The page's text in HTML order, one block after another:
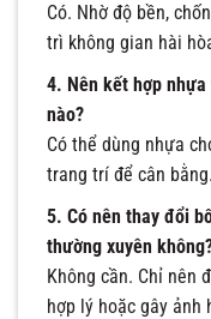
Có. Nhờ độ bền,
trì không gian hài
4. Nên kết hợp
nào?
Có thể dùng nhựa
trang trí để cân bằng.
5. Có nên thay đổi
thường xuyên
Không cần. Chỉ nên
hợp lý hoặc gây ảnh